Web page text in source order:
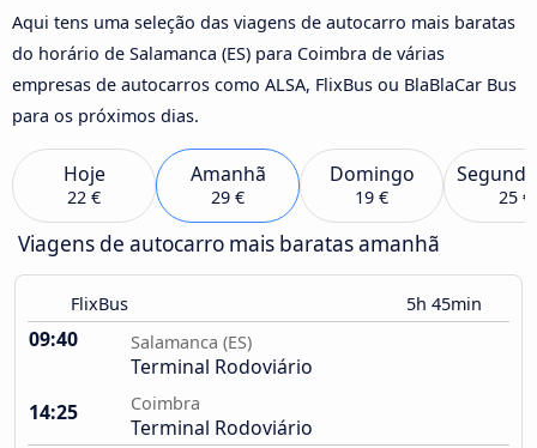
Aqui tens uma seleção das viagens de autocarro mais baratas
do horário de Salamanca (ES) para Coimbra de várias
empresas de autocarros como ALSA, FlixBus ou BlaBlaCar Bus
para os próximos dias.
Hoje
22 €
Amanhã
29 €
Domingo
19 € 25 €
Viagens de autocarro mais baratas amanhã
FlixBus 5h 45min
09:40 Salamanca (ES)
Terminal Rodoviário
14:25
Coimbra
Terminal Rodoviário